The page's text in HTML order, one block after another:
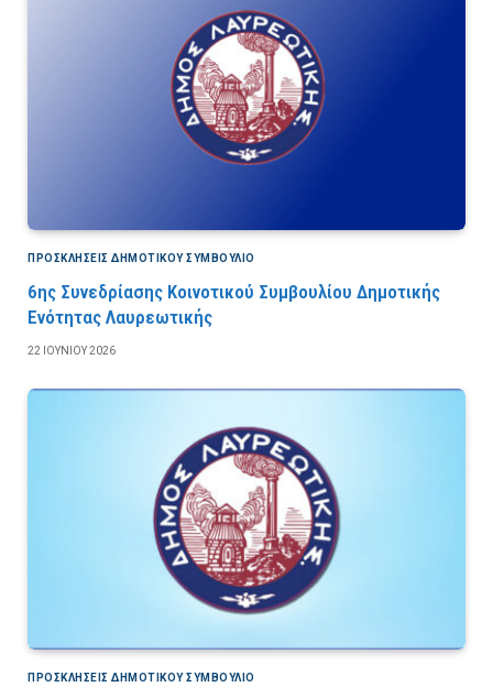
ΠΡΟΣΚΛΉΣΕΙΣ ΔΗΜΟΤΙΚΟΎ ΣΥΜΒΟΎΛΙΟ
6ης Συνεδρίασης Κοινοτικού Συμβουλίου Δημοτικής
Ενότητας Λαυρεωτικής
22 ΙΟΥΝΊΟΥ 2026
ΠΡΟΣΚΛΉΣΕΙΣ ΔΗΜΟΤΙΚΟΎ ΣΥΜΒΟΎΛΙΟ